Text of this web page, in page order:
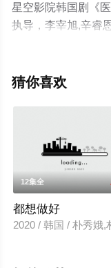
星空影院韩国剧《
执导，李宰旭,辛睿
电视剧，大结局剧
信息可移步至豆瓣
猜你喜欢
12集全
都想做好
2020 / 韩国 / 朴秀娥